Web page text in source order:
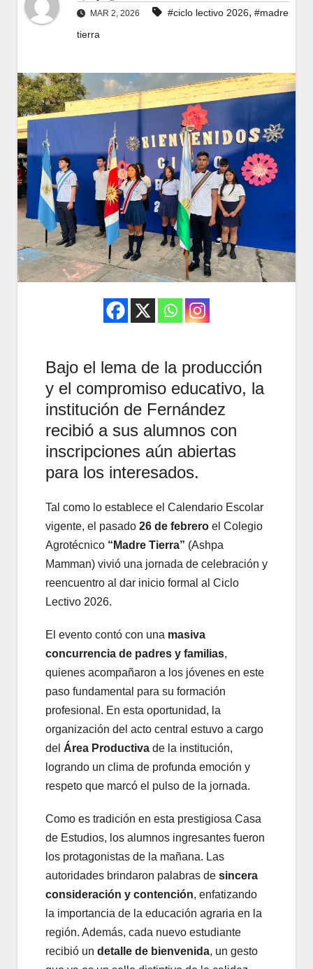
MAR 2, 2026 #ciclo lectivo 2026, #madre
tierra
Bajo el lema de la producción
y el compromiso educativo, la
institución de Fernández
recibió a sus alumnos con
inscripciones aún abiertas
para los interesados.
Tal como lo establece el Calendario Escolar
vigente, el pasado 26 de febrero el Colegio
Agrotécnico “Madre Tierra” (Ashpa
Mamman) vivió una jornada de celebración y
reencuentro al dar inicio formal al Ciclo
Lectivo 2026.
El evento contó con una masiva
concurrencia de padres y familias,
quienes acompañaron a los jóvenes en este
paso fundamental para su formación
profesional. En esta oportunidad, la
organización del acto central estuvo a cargo
del Área Productiva de la institución,
logrando un clima de profunda emoción y
respeto que marcó el pulso de la jornada.
Como es tradición en esta prestigiosa Casa
de Estudios, los alumnos ingresantes fueron
los protagonistas de la mañana. Las
autoridades brindaron palabras de sincera
consideración y contención, enfatizando
la importancia de la educación agraria en la
región. Además, cada nuevo estudiante
recibió un detalle de bienvenida, un gesto